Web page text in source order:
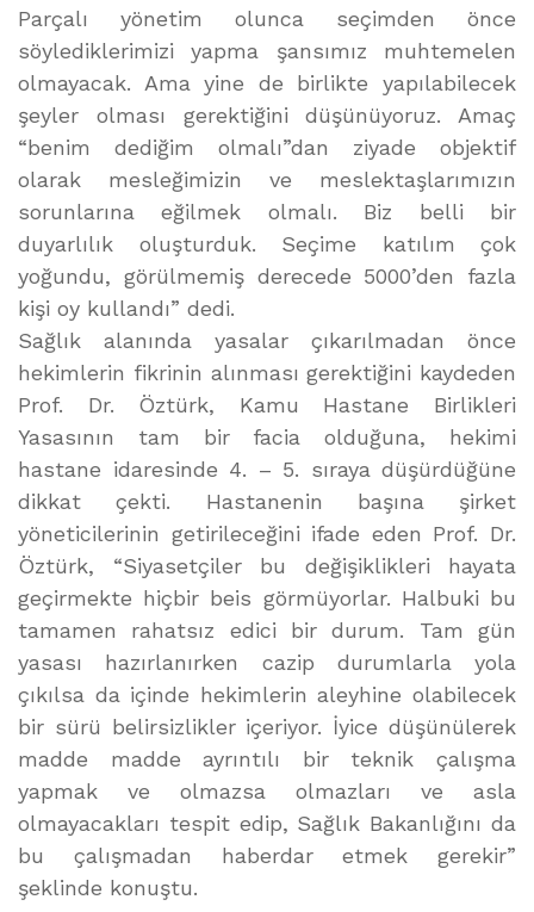
Parçalı yönetim olunca seçimden önce
söylediklerimizi yapma şansımız muhtemelen
olmayacak. Ama yine de birlikte yapılabilecek
şeyler olması gerektiğini düşünüyoruz. Amaç
“benim dediğim olmalı”dan ziyade objektif
olarak mesleğimizin ve meslektaşlarımızın
sorunlarına eğilmek olmalı. Biz belli bir
duyarlılık oluşturduk. Seçime katılım çok
yoğundu, görülmemiş derecede 5000’den fazla
kişi oy kullandı” dedi.
Sağlık alanında yasalar çıkarılmadan önce
hekimlerin fikrinin alınması gerektiğini kaydeden
Prof. Dr. Öztürk, Kamu Hastane Birlikleri
Yasasının tam bir facia olduğuna, hekimi
hastane idaresinde 4. – 5. sıraya düşürdüğüne
dikkat çekti. Hastanenin başına şirket
yöneticilerinin getirileceğini ifade eden Prof. Dr.
Öztürk, “Siyasetçiler bu değişiklikleri hayata
geçirmekte hiçbir beis görmüyorlar. Halbuki bu
tamamen rahatsız edici bir durum. Tam gün
yasası hazırlanırken cazip durumlarla yola
çıkılsa da içinde hekimlerin aleyhine olabilecek
bir sürü belirsizlikler içeriyor. İyice düşünülerek
madde madde ayrıntılı bir teknik çalışma
yapmak ve olmazsa olmazları ve asla
olmayacakları tespit edip, Sağlık Bakanlığını da
bu çalışmadan haberdar etmek gerekir”
şeklinde konuştu.